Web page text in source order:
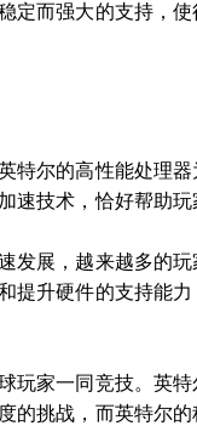
而强大的支持，
尔的高性能处理
技术，恰好帮助玩
展，越来越多的
升硬件的支持能
家一同竞技。英
挑战，而英特尔的